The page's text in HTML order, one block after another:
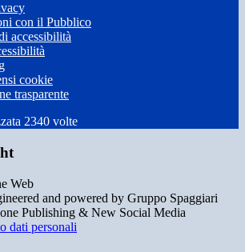
con il Pubblico
accessibilità
cookie
trasparente
2340 volte
and powered by Gruppo Spaggiari
Publishing & New Social Media
dati personali